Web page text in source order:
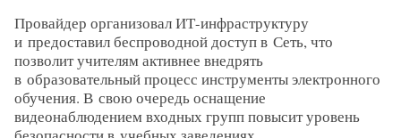
Провайдер организовал ИТ-инфраструктуру
и предоставил беспроводной доступ в Сеть, что
позволит учителям активнее внедрять
в образовательный процесс инструменты электронного
обучения. В свою очередь оснащение
видеонаблюдением входных групп повысит уровень